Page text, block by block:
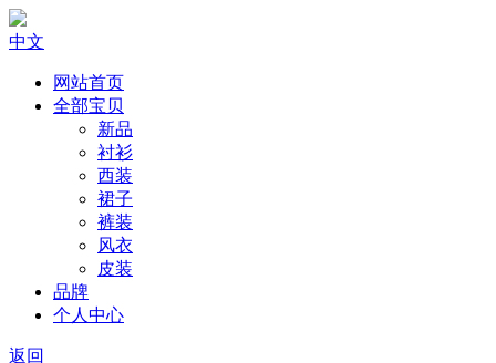
中文
网站首页
全部宝贝
新品
衬衫
西装
裙子
裤装
风衣
皮装
品牌
个人中心
返回